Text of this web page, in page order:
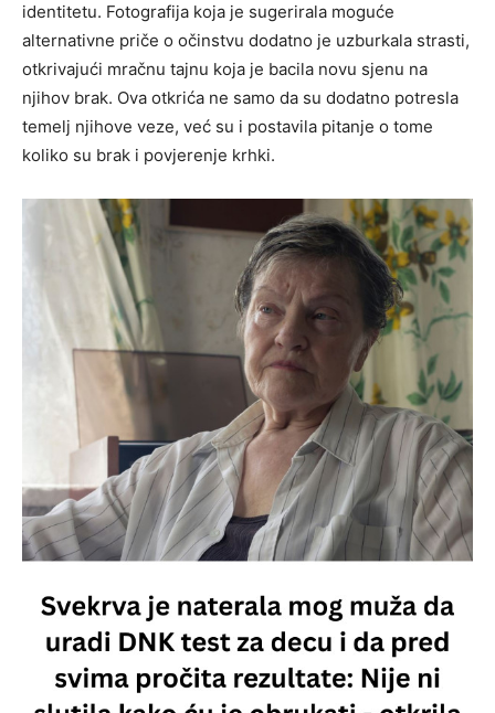
identitetu. Fotografija koja je sugerirala moguće
alternativne priče o očinstvu dodatno je uzburkala strasti,
otkrivajući mračnu tajnu koja je bacila novu sjenu na
njihov brak. Ova otkrića ne samo da su dodatno potresla
temelj njihove veze, već su i postavila pitanje o tome
koliko su brak i povjerenje krhki.